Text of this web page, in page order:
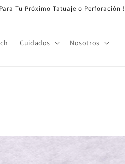
Tu Próximo Tatuaje o Perforación !
Cuidados Nosotros